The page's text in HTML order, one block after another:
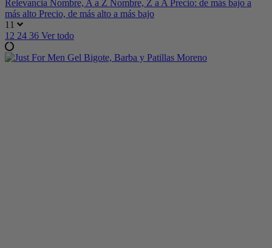
Relevancia Nombre, A a Z Nombre, Z a A Precio: de más bajo a
más alto Precio, de más alto a más bajo
11
12 24 36 Ver todo